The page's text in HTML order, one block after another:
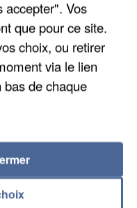
ses opérations en
accepter". Vos
que pour ce site.
choix, ou retirer
via le lien
de chaque